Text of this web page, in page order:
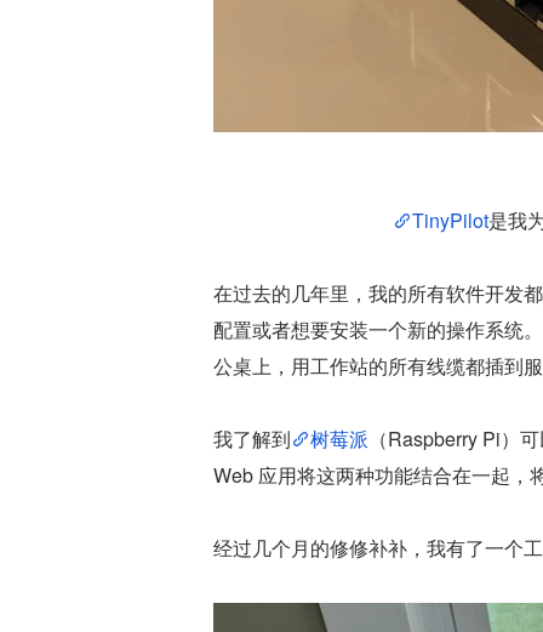
TinyPilot是我
在过去的几年里，我的所有软件开发
配置或者想要安装一个新的操作系统
公桌上，用工作站的所有线缆都插到
我了解到 树莓派 （Raspberry Pi）
Web 应用将这两种功能结合在一起，
经过几个月的修修补补，我有了一个